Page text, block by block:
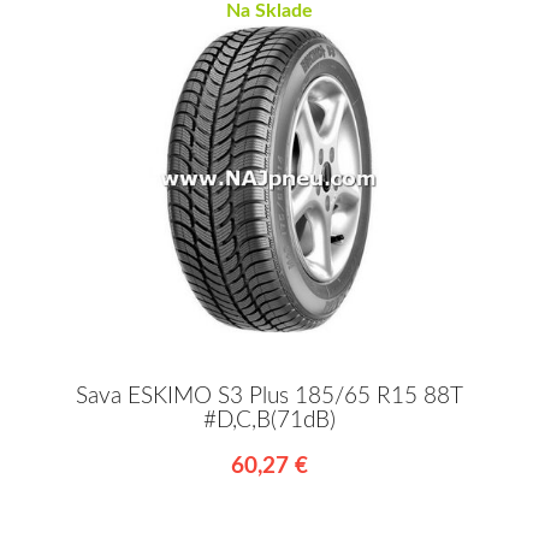
Na Sklade
Sava ESKIMO S3 Plus 185/65 R15 88T
#D,C,B(71dB)
60,27 €